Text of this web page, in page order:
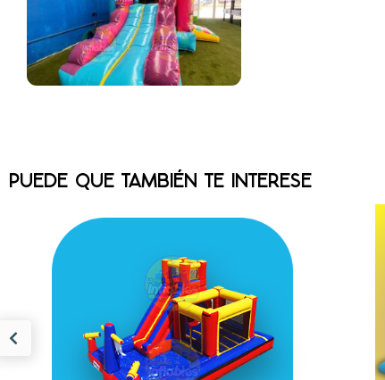
PUEDE QUE TAMBIÉN TE INTERESE
TRIPLE ZONA MIX
MOD 1247
MEDIDAS 8M LARGO X 4M ANCHO X
3M ALTO INCLUYE......
$39,790.00